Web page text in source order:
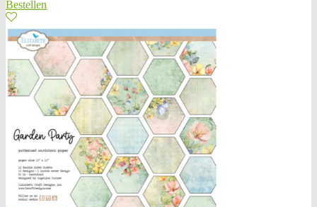
Bestellen